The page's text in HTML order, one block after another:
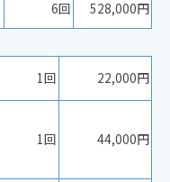
6回 528,000円
1回
22,000円
1回 44,000円